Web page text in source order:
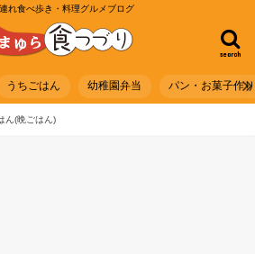
れ食べ歩き・料理グルメブログ
search
うちごはん 幼稚園弁当 パン・お菓子作り
ん(晩ごはん)